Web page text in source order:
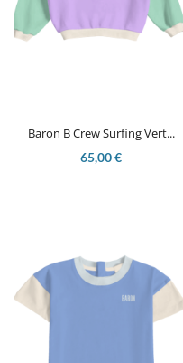
Baron B Crew Surfing Vert...
65,00 €